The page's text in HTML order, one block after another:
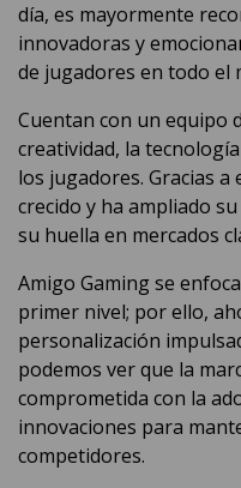
día, es mayormente
innovadoras y
de jugadores en todo el
Cuentan con un equipo
creatividad, la
los jugadores. Gracias
crecido y ha ampliado
su huella en mercados
Amigo Gaming se
primer nivel; por ello,
personalización
podemos ver que la
comprometida con la
innovaciones para
competidores.